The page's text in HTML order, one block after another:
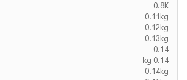
0.8K
0.11kg
0.12kg
0.13kg
0.14
0.14 kg
0.14kg